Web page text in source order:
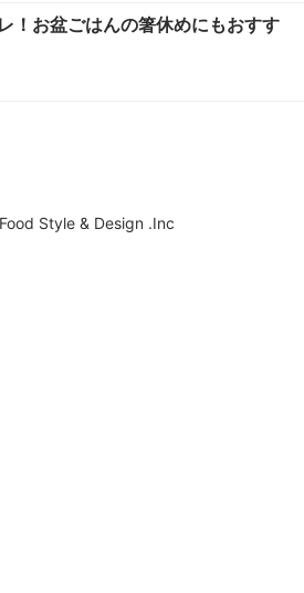
！お盆ごはんの箸休めにもおすす
Style & Design .Inc